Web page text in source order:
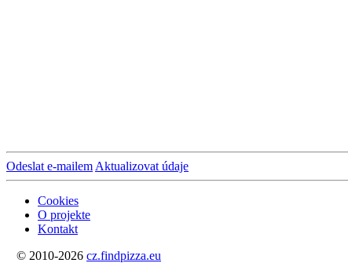
Odeslat e-mailem Aktualizovat údaje
Cookies
O projekte
Kontakt
© 2010-2026 cz.findpizza.eu